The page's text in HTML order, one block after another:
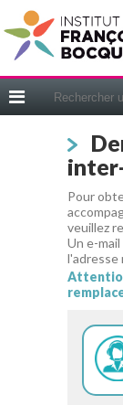
Fermer
ACCUEIL
CERIFICATIONS
INTRAS | SUR-
COACHING
EN PRATIQUE
NOUS
CONSEILS
WEBINAIRES
Pour
veuillez
Un e-
l'adresse